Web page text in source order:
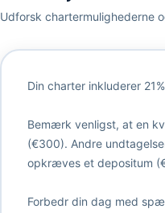
Udforsk chartermulighederne
Din charter inkluderer
Bemærk venligst, at en
(€300). Andre
opkræves et depositum
Forbedr din dag med